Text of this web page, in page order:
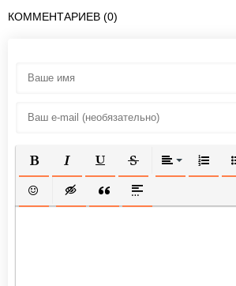
КОММЕНТАРИЕВ (0)
ПОЛУЖИРНЫЙ
КУРСИВПОДЧЕРКНУТЫЙ
ЗАЧЕРКНУТЫЙ
ВСТАВИТЬ СМАЙЛИК
ВСТАВКА СКРЫТОГО ТЕКСТА
ВСТАВКА ЦИТАТЫ
ВСТАВКА